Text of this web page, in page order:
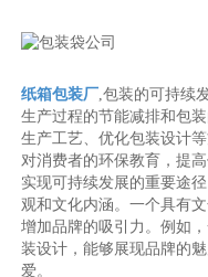
纸箱包装厂,包装的可持续
生产过程的节能减排和包
生产工艺、优化包装设计
对消费者的环保教育，提
实现可持续发展的重要途
观和文化内涵。一个具有
增加品牌的吸引力。例如
装设计，能够展现品牌的
爱。